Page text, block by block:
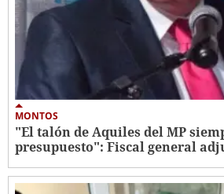
MONTOS
"El talón de Aquiles del MP
presupuesto": Fiscal general